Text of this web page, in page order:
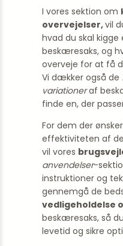
I vores sektion om
overvejelser,vil
hvad du skal
beskæresaks, og
overveje for at få
Vi dækker også de
variationeraf
finde en, der
For dem der
effektiviteten af
vil vores
anvendelser-
instruktioner og
gennemgå de
vedligeholdelse
beskæresaks, så
levetid og sikre